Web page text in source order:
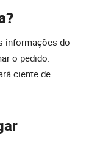
informações do
o pedido.
ciente de